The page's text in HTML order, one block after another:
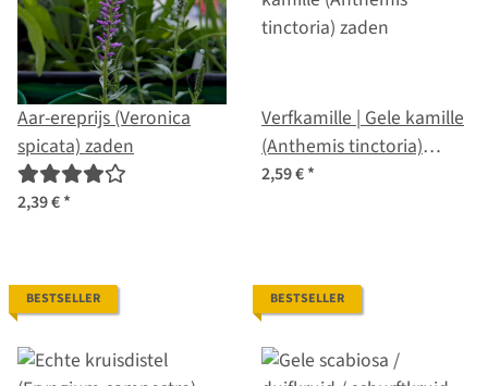
Aar-ereprijs (Veronica
spicata) zaden
2,39 €*
Verfkamille | Gele kamille
(Anthemis tinctoria)
zaden
2,59 €*
BESTSELLER BESTSELLER